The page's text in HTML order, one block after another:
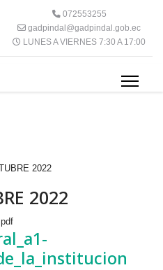
072553255
gadpindal@gadpindal.gob.ec
LUNES A VIERNES 7:30 A 17:00
2022
2022
pdf